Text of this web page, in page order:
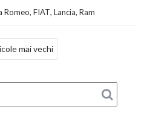
Romeo, FIAT, Lancia, Ram
mai vechi